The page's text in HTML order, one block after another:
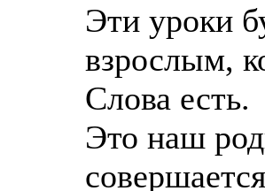
Эти уроки
взрослым,
Слова есть.
Это наш